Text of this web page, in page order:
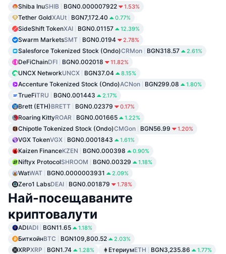
Shiba InuSHIB BGN0.000007922 1.53%
Tether GoldXAUt BGN7,172.40 0.77%
SideShift TokenXAI BGN0.01157 12.39%
Swarm MarketsSMT BGN0.0194 2.78%
Salesforce Tokenized Stock (Ondo)CRMon BGN318.57 2.61%
DeFiChainDFI BGN0.002018 11.82%
UNCX NetworkUNCX BGN37.04 8.15%
Accenture Tokenized Stock (Ondo)ACNon BGN299.08 1.80%
TrueFiTRU BGN0.001443 2.17%
Brett (ETH)BRETT BGN0.02379 0.17%
Roaring KittyROAR BGN0.001665 1.22%
Chipotle Tokenized Stock (Ondo)CMGon BGN56.99 1.20%
VGX TokenVGX BGN0.0001843 1.61%
Kaizen FinanceKZEN BGN0.000398 0.90%
Niftyx ProtocolSHROOM BGN0.00329 1.18%
WatWAT BGN0.0000003931 2.09%
Zero1 LabsDEAI BGN0.001879 1.78%
Най-посещаваните
криптовалути
ADIADI BGN11.65 1.18%
БиткойнBTC BGN109,800.52 2.03%
XRPXRP BGN1.74 1.28% ЕтериумETH BGN3,235.86 1.77%